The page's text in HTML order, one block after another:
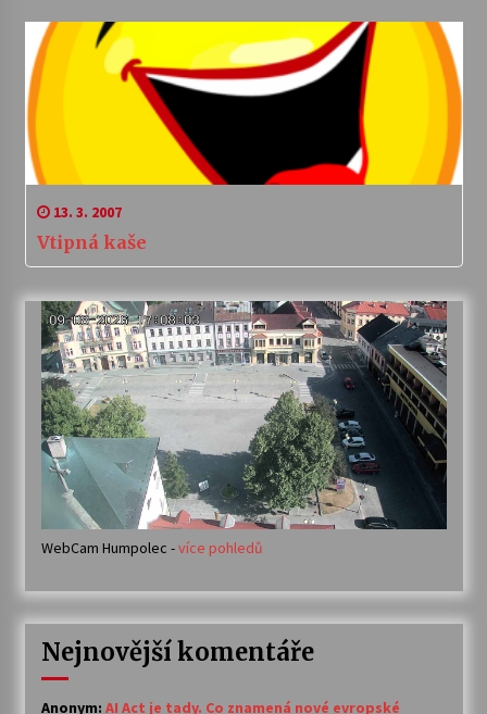
13. 3. 2007
Vtipná kaše
WebCam Humpolec -více pohledů
Nejnovější komentáře
Anonym: AI Act je tady. Co znamená nové evropské